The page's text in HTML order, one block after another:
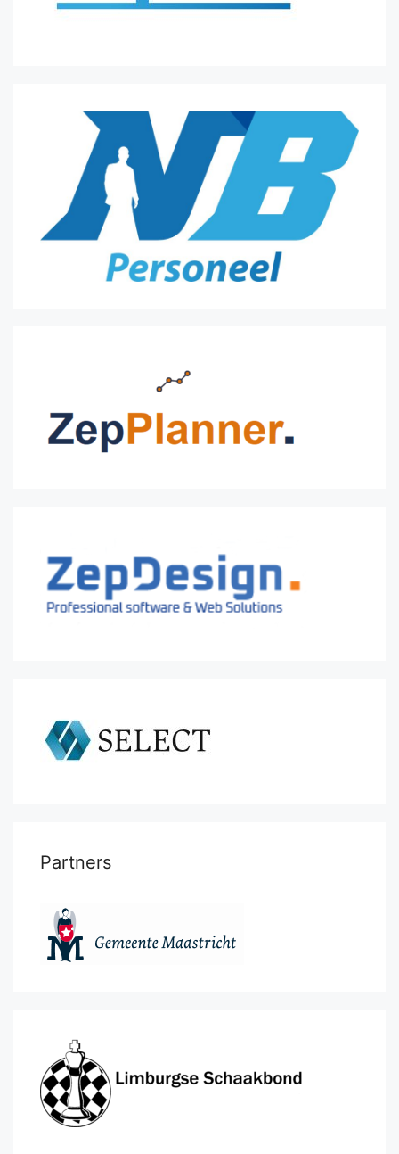
Partners